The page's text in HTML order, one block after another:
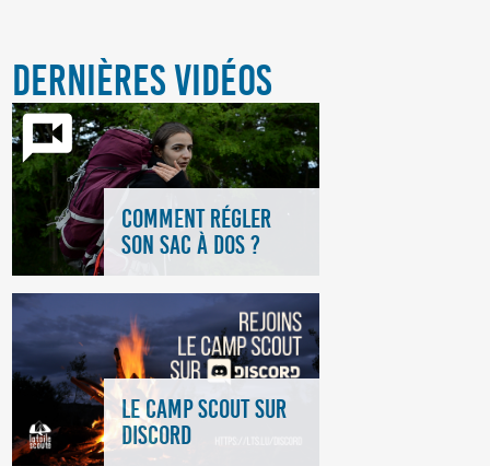
DERNIÈRES VIDÉOS
COMMENT RÉGLER
SON SAC À DOS ?
LE CAMP SCOUT SUR
DISCORD